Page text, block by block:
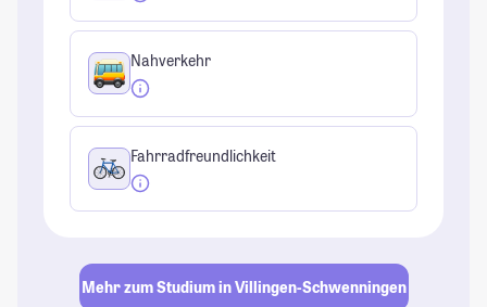
Nahverkehr
Fahrradfreundlichkeit
Mehr zum Studium in Villingen-Schwenningen